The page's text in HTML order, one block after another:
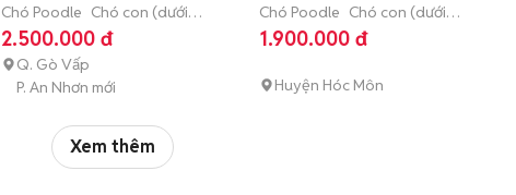
Chó Poodle Chó con (dưới 3
tháng tuổi)
2.500.000 đ
Q. Gò Vấp
P. An Nhơn mới
Chó Poodle Chó con (dưới 3
tháng tuổi)
1.900.000 đ
Huyện Hóc Môn
Xem thêm